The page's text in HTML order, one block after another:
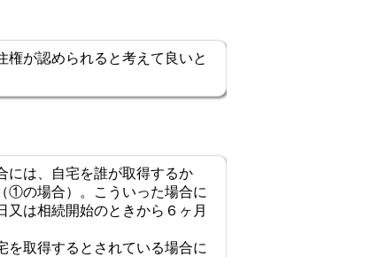
権が認められると考えて良いと
には、自宅を誰が取得するか
①の場合）。こういった場合に
は相続開始のときから６ヶ月
を取得するとされている場合に